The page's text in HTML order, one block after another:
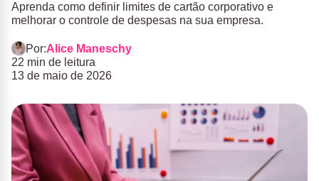
Aprenda como definir limites de cartão corporativo e
melhorar o controle de despesas na sua empresa.
Por:Alice Maneschy
22 min de leitura
13 de maio de 2026